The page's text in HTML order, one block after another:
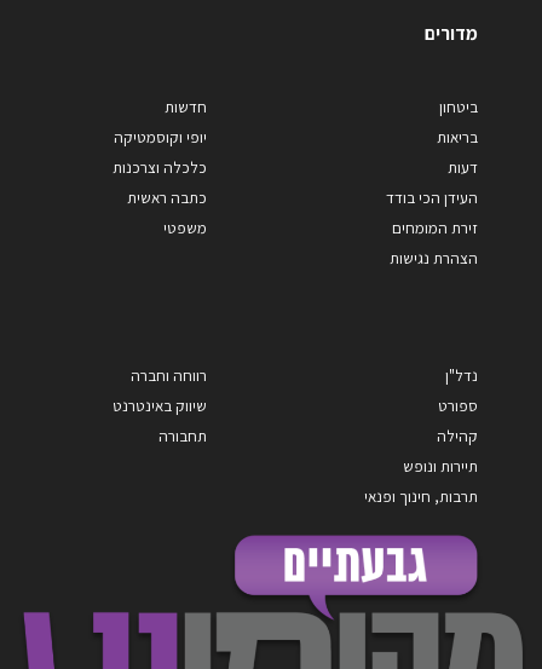
מדורים
ביטחון
בריאות
דעות
העידן הכי בודד
זירת המומחים
הצהרת נגישות
חדשות
יופי וקוסמטיקה
כלכלה וצרכנות
כתבה ראשית
משפטי
נדל"ן
ספורט
קהילה
תיירות ונופש
תרבות, חינוך ופנאי
רווחה וחברה
שיווק באינטרנט
תחבורה